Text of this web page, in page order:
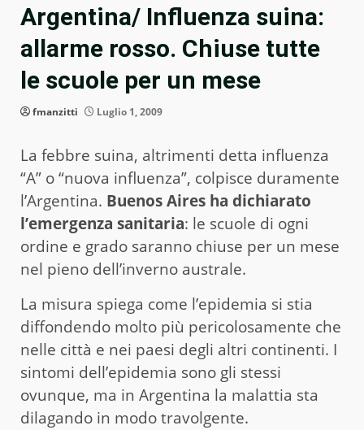
Argentina/ Influenza suina:
allarme rosso. Chiuse tutte
le scuole per un mese
fmanzitti Luglio 1, 2009
La febbre suina, altrimenti detta influenza
“A” o “nuova influenza”, colpisce duramente
l’Argentina. Buenos Aires ha dichiarato
l’emergenza sanitaria: le scuole di ogni
ordine e grado saranno chiuse per un mese
nel pieno dell’inverno australe.
La misura spiega come l’epidemia si stia
diffondendo molto più pericolosamente che
nelle città e nei paesi degli altri continenti. I
sintomi dell’epidemia sono gli stessi
ovunque, ma in Argentina la malattia sta
dilagando in modo travolgente.